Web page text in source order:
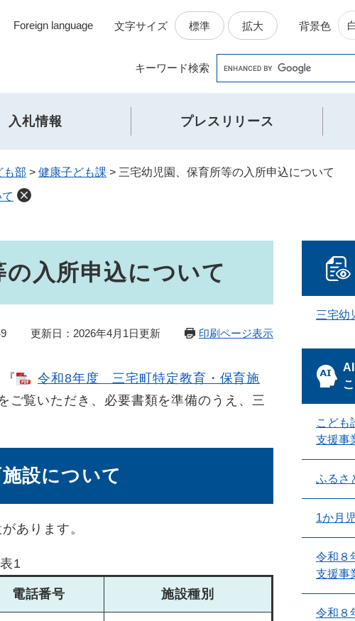
Foreign language 文字サイズ 標準 拡大 背景色
入札情報 プレスリリース
キーワード検索
Google
カ
ス
タ
ム
検
索
も部 > 健康子ども課 > 三宅幼児園、保育所等の入所申込について
入所申込について
更新日：2026年4月1日更新 印刷ページ表示
令和8年度 三宅町特定教育・保育施
ご覧いただき、必要書類を準備のうえ、三
設について
あります。
表1
電話番号 施設種別
三宅幼
こども
支援事
ふるさ
1か月
令和８
支援事
令和８